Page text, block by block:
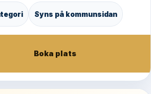
Syns på kommunsidan
Boka plats